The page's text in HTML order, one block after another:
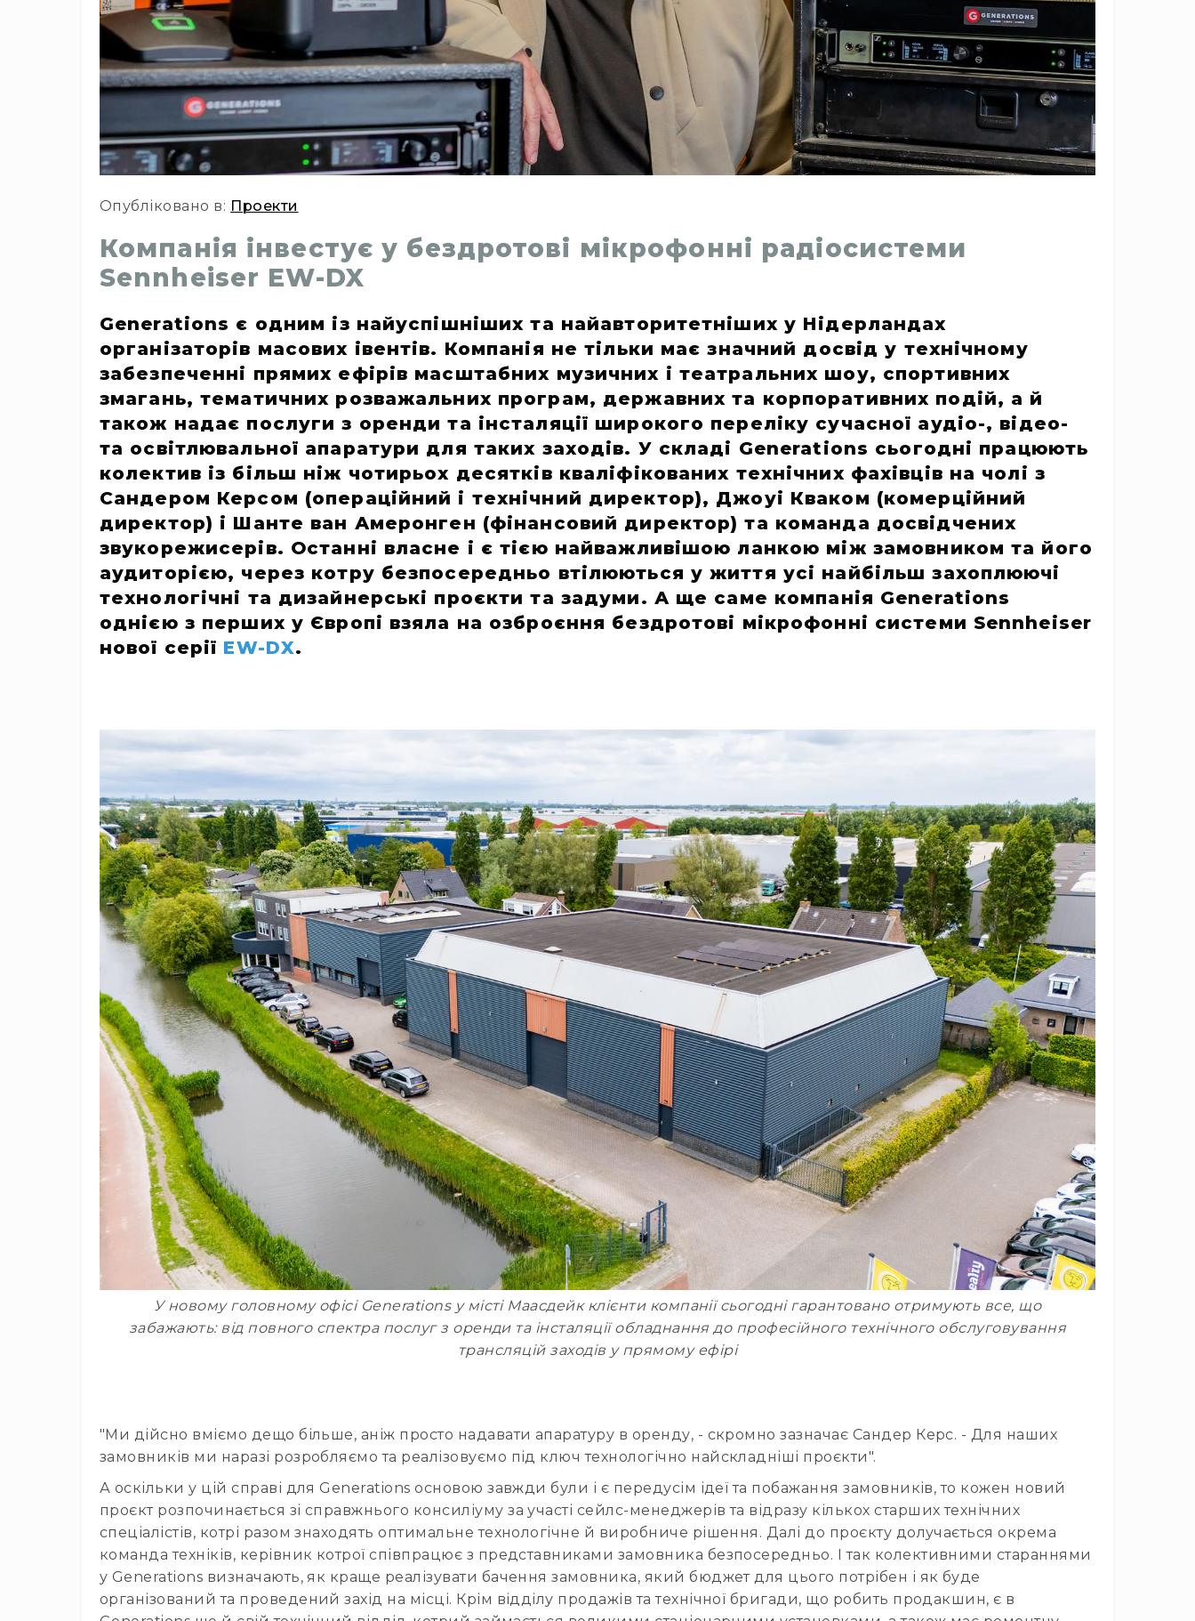
Опубліковано в: Проекти
Компанія інвестує у бездротові мікрофонні радіосистеми
Sennheiser EW-DX
Generations є одним із найуспішніших та найавторитетніших у Нідерландах
організаторів масових івентів. Компанія не тільки має значний досвід у технічному
забезпеченні прямих ефірів масштабних музичних і театральних шоу, спортивних
змагань, тематичних розважальних програм, державних та корпоративних подій, а й
також надає послуги з оренди та інсталяції широкого переліку сучасної аудіо-, відео-
та освітлювальної апаратури для таких заходів. У складі Generations сьогодні працюють
колектив із більш ніж чотирьох десятків кваліфікованих технічних фахівців на чолі з
Сандером Керсом (операційний і технічний директор), Джоуі Кваком (комерційний
директор) і Шанте ван Амеронген (фінансовий директор) та команда досвідчених
звукорежисерів. Останні власне і є тією найважливішою ланкою між замовником та його
аудиторією, через котру безпосередньо втілюються у життя усі найбільш захоплюючі
технологічні та дизайнерські проєкти та задуми. А ще саме компанія Generations
однією з перших у Європі взяла на озброєння бездротові мікрофонні системи Sennheiser
нової серії EW-DX.
У новому головному офісі Generations у місті Маасдейк клієнти компанії сьогодні гарантовано отримують все, що
забажають: від повного спектра послуг з оренди та інсталяції обладнання до професійного технічного обслуговування
трансляцій заходів у прямому ефірі
"Ми дійсно вміємо дещо більше, аніж просто надавати апаратуру в оренду, - скромно зазначає Сандер Керс. - Для наших
замовників ми наразі розробляємо та реалізовуємо під ключ технологічно найскладніші проєкти".
А оскільки у цій справі для Generations основою завжди були і є передусім ідеї та побажання замовників, то кожен новий
проєкт розпочинається зі справжнього консиліуму за участі сейлс-менеджерів та відразу кількох старших технічних
спеціалістів, котрі разом знаходять оптимальне технологічне й виробниче рішення. Далі до проєкту долучається окрема
команда техніків, керівник котрої співпрацює з представниками замовника безпосередньо. І так колективними стараннями
у Generations визначають, як краще реалізувати бачення замовника, який бюджет для цього потрібен і як буде
організований та проведений захід на місці. Крім відділу продажів та технічної бригади, що робить продакшин, є в